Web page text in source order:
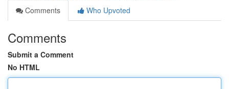
Comments
Who Upvoted
Comments
Submit a Comment
No HTML